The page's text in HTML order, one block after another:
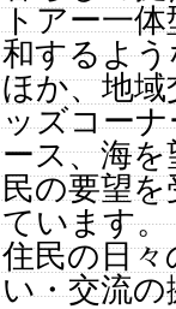
トアー一体
和するよう
ほか、地
ッズコー
ース、海
民の要望
ています。
住民の日々
い・交流